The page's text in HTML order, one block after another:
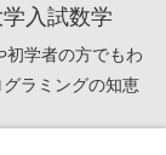
入試数学
初学者の方でもわ
ラミングの知恵